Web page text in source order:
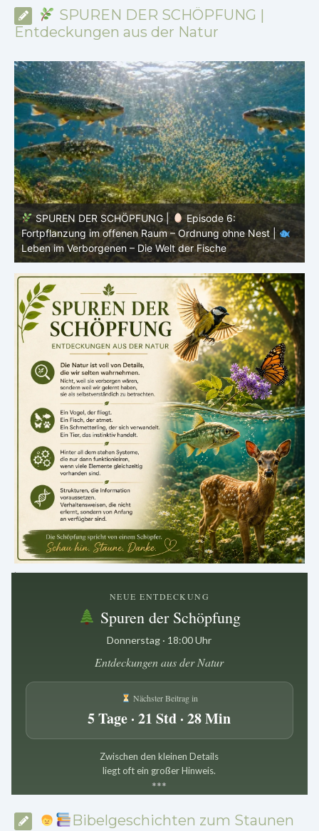
SPUREN DER SCHÖPFUNG |
Entdeckungen aus der Natur
SPUREN DER SCHÖPFUNG |
Episode 5: Schutz ohne
Panzer – Tarnung, Farbe und Form |
Leben im
Verborgenen – Die Welt der Fische
.
NEUE ENTDECKUNG
Spuren der Schöpfung
Donnerstag · 18:00 Uhr
Entdeckungen aus der Natur
Nächster Beitrag in
5 Tage · 21 Std · 28 Min
Zwischen den kleinen Details
liegt oft ein großer Hinweis.
***
Bibelgeschichten zum Staunen